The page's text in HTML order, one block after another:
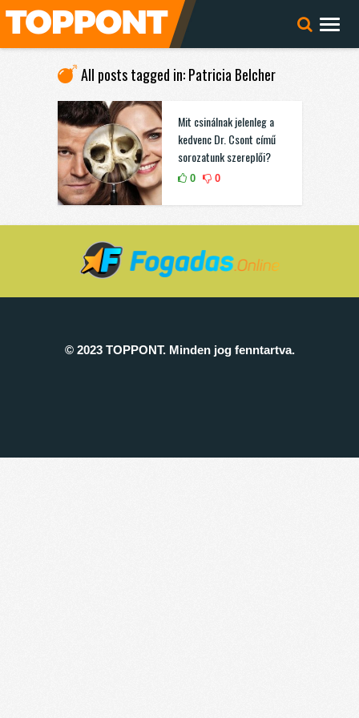
All posts tagged in: Patricia Belcher
Mit csinálnak jelenleg a
kedvenc Dr. Csont című
sorozatunk szereplői?
0 0
© 2023 TOPPONT. Minden jog fenntartva.